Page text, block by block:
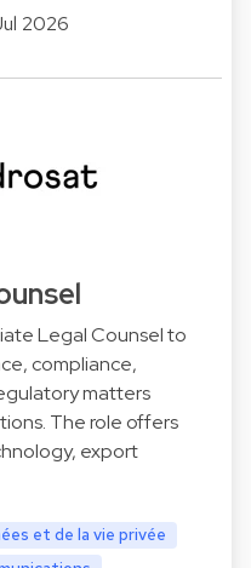
2026
Legal Counsel to
compliance,
matters
The role offers
export
et de la vie privée